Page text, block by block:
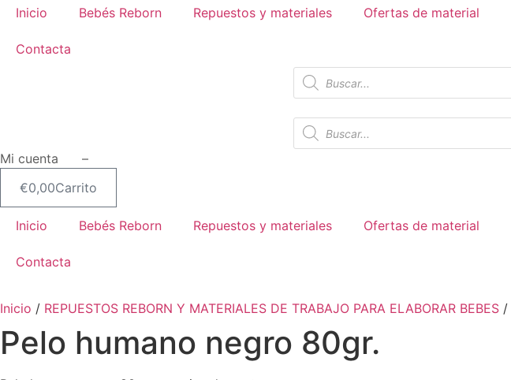
Inicio Bebés Reborn Repuestos y materiales Ofertas de material
Contacta
Búsqueda
de
productos
Búsqueda
de
productos
Mi cuenta –
€0,00Carrito
Inicio Bebés Reborn Repuestos y materiales Ofertas de material
Contacta
Inicio / REPUESTOS REBORN Y MATERIALES DE TRABAJO PARA ELABORAR BEBES /
Pelo humano negro 80gr.